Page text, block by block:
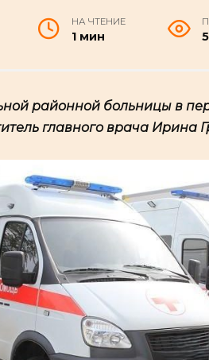
НА ЧТЕНИЕ
1 мин
районной больницы в
главного врача Ирина